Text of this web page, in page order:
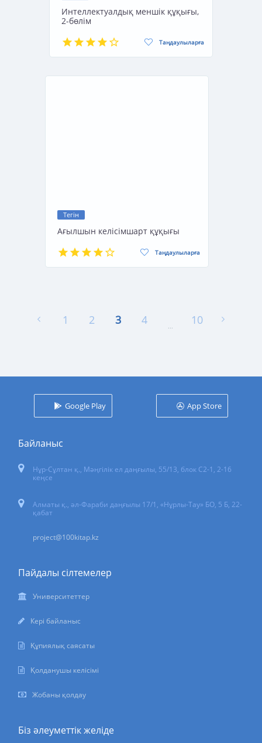
Интеллектуалдық меншік құқығы,
2-бөлім
Таңдаулыларға
Тегін
Ағылшын келісімшарт құқығы
Таңдаулыларға
1 2 3 4 ... 10
Google Play App Store
Байланыс
Нұр-Сұлтан қ., Мәңгілік ел даңғылы, 55/13, блок С2-1, 2-16
кеңсе
Алматы қ., әл-Фараби даңғылы 17/1, «Нұрлы-Тау» БО, 5 Б, 22-
қабат
project@100kitap.kz
Пайдалы сілтемелер
Университеттер
Кері байланыс
Құпиялық саясаты
Қолданушы келісімі
Жобаны қолдау
Біз әлеуметтік желіде